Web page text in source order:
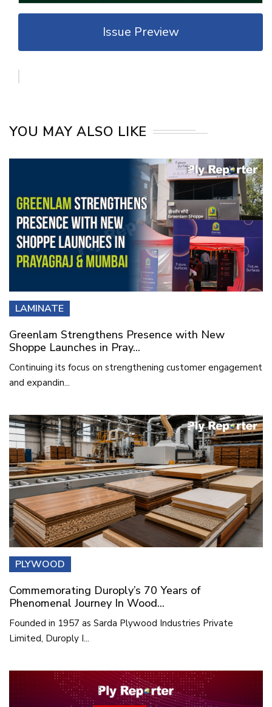
Issue Preview
YOU MAY ALSO LIKE
LAMINATE
Greenlam Strengthens Presence with New
Shoppe Launches in Pray...
Continuing its focus on strengthening customer engagement
and expandin...
PLYWOOD
Commemorating Duroply’s 70 Years of
Phenomenal Journey In Wood...
Founded in 1957 as Sarda Plywood Industries Private
Limited, Duroply I...